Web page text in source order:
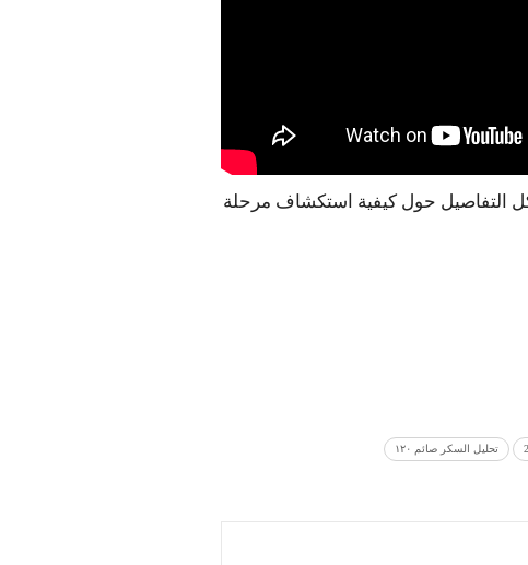
المقال كل التفاصيل حول كيفية استكشاف مرحلة
تحليل السكر صائم ١٢٠